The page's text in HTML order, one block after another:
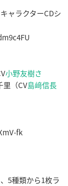
ャラクターCDシ
小野友樹さ
里（CV島﨑信長
fk
、5種類から1枚ラ